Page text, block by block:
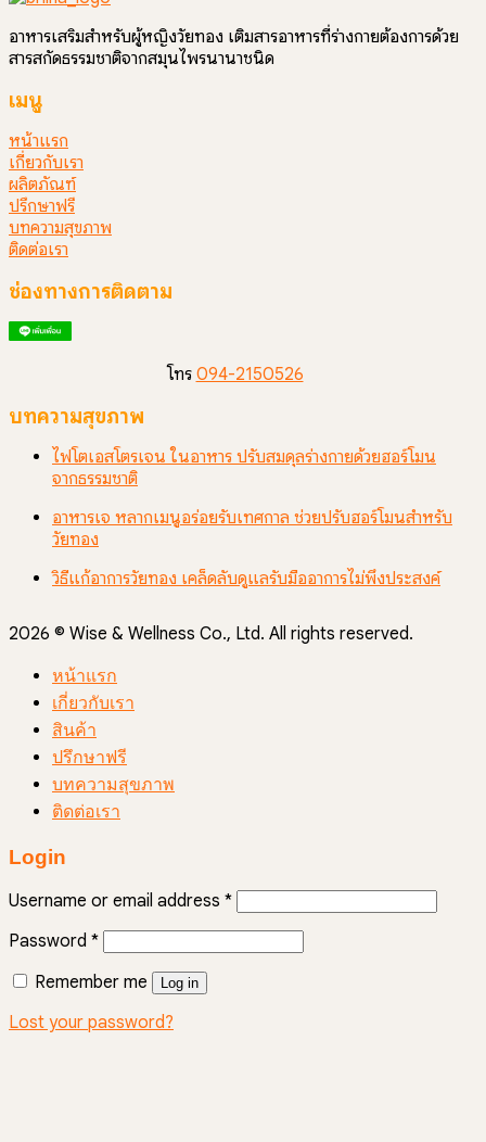
อาหารเสริมสำหรับผู้หญิงวัยทอง เติมสารอาหารที่ร่างกายต้องการด้วย
สารสกัดธรรมชาติจากสมุนไพรนานาชนิด
เมนู
หน้าแรก
เกี่ยวกับเรา
ผลิตภัณฑ์
ปรึกษาฟรี
บทความสุขภาพ
ติดต่อเรา
ช่องทางการติดตาม
โทร 094-2150526
บทความสุขภาพ
ไฟโตเอสโตรเจน ในอาหาร ปรับสมดุลร่างกายด้วยฮอร์โมน
จากธรรมชาติ
อาหารเจ หลากเมนูอร่อยรับเทศกาล ช่วยปรับฮอร์โมนสำหรับ
วัยทอง
วิธีแก้อาการวัยทอง เคล็ดลับดูแลรับมืออาการไม่พึงประสงค์
2026 © Wise & Wellness Co., Ltd. All rights reserved.
หน้าแรก
เกี่ยวกับเรา
สินค้า
ปรึกษาฟรี
บทความสุขภาพ
ติดต่อเรา
Login
Username or email address *
Password *
Remember me
Log in
Lost your password?